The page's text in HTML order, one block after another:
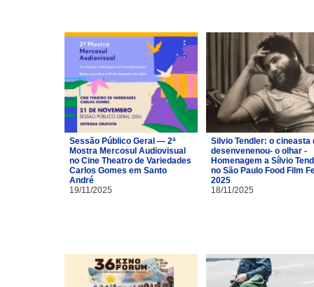
Sessão Público Geral — 2ª
Mostra Mercosul Audiovisual
no Cine Theatro de Variedades
Carlos Gomes em Santo
André
19/11/2025
Silvio Tendler: o cineasta
desenvenenou- o olhar -
Homenagem a Sílvio
no São Paulo Food Film
2025
18/11/2025